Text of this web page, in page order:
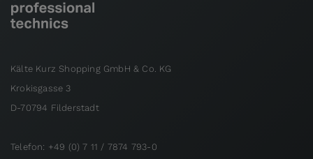
Kälte Kurz Shopping GmbH & Co. KG
Krokisgasse 3
D-70794 Filderstadt
Telefon: +49 (0) 7 11 / 7874 793-0